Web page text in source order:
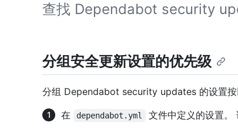
查找 Dependabot security
分组安全更新设置的优先级
分组 Dependabot security updates 的设置按
在
dependabot.yml 文件中定义的设置。